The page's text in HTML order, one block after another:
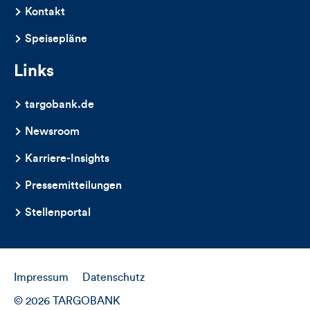
Artikels
Kontakt
Speisepläne
Links
targobank.de
Newsroom
Karriere-Insights
Pressemitteilungen
Stellenportal
Impressum Datenschutz
© 2026 TARGOBANK